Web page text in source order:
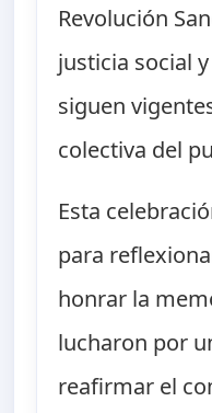
Revolución
justicia social
siguen
colectiva del
Esta
para
honrar la
lucharon por
reafirmar el